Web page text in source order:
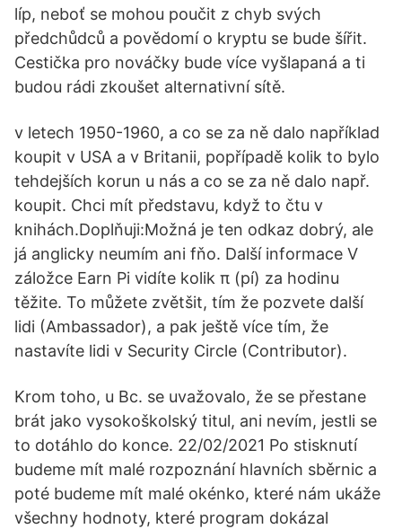
líp, neboť se mohou poučit z chyb svých
předchůdců a povědomí o kryptu se bude šířit.
Cestička pro nováčky bude více vyšlapaná a ti
budou rádi zkoušet alternativní sítě.
v letech 1950-1960, a co se za ně dalo například
koupit v USA a v Britanii, popřípadě kolik to bylo
tehdejších korun u nás a co se za ně dalo např.
koupit. Chci mít představu, když to čtu v
knihách.Doplňuji:Možná je ten odkaz dobrý, ale
já anglicky neumím ani fňo. Další informace V
záložce Earn Pi vidíte kolik π (pí) za hodinu
těžite. To můžete zvětšit, tím že pozvete další
lidi (Ambassador), a pak ještě více tím, že
nastavíte lidi v Security Circle (Contributor).
Krom toho, u Bc. se uvažovalo, že se přestane
brát jako vysokoškolský titul, ani nevím, jestli se
to dotáhlo do konce. 22/02/2021 Po stisknutí
budeme mít malé rozpoznání hlavních sběrnic a
poté budeme mít malé okénko, které nám ukáže
všechny hodnoty, které program dokázal